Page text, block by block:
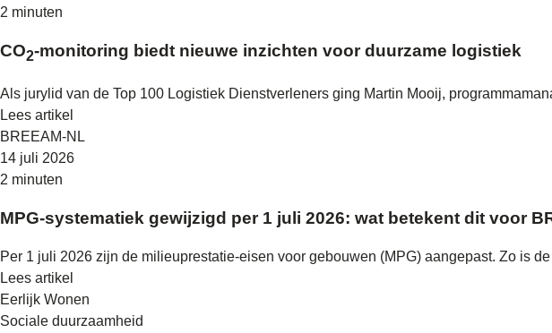
2 minuten
CO2-monitoring biedt nieuwe inzichten voor duurzame logistiek
Als jurylid van de Top 100 Logistiek Dienstverleners ging Martin Mooij,
Lees artikel
BREEAM-NL
14 juli 2026
2 minuten
MPG-systematiek gewijzigd per 1 juli 2026: wat betekent dit voor
Per 1 juli 2026 zijn de milieuprestatie-eisen voor gebouwen (MPG) aangepast. Zo is
Lees artikel
Eerlijk Wonen
Sociale duurzaamheid